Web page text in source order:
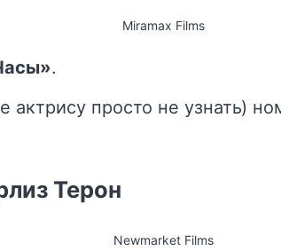
Miramax Films
.
актрису просто не узнать)
Терон
Newmarket Films